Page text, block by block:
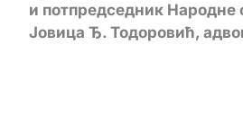
и потпредседник Народне
Јовица Ђ. Тодоровић,